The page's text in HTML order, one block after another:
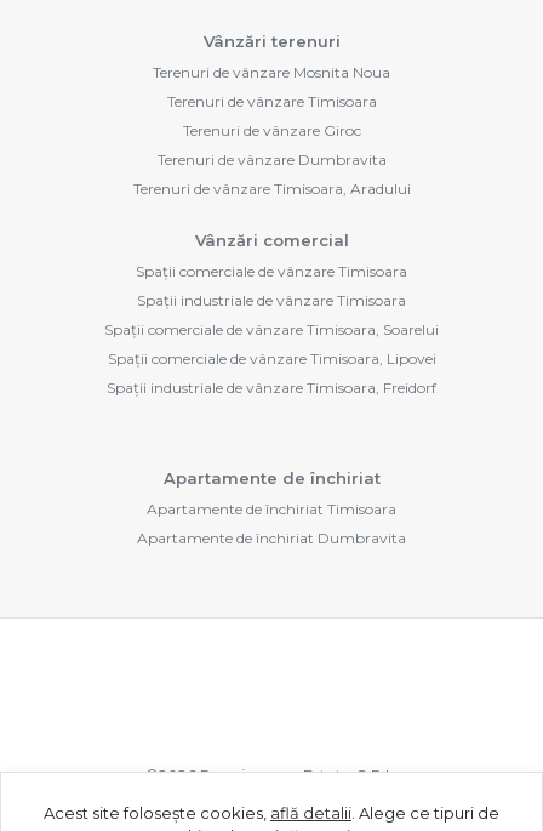
Vânzări terenuri
Terenuri de vânzare Mosnita Noua
Terenuri de vânzare Timisoara
Terenuri de vânzare Giroc
Terenuri de vânzare Dumbravita
Terenuri de vânzare Timisoara, Aradului
Vânzări comercial
Spații comerciale de vânzare Timisoara
Spații industriale de vânzare Timisoara
Spații comerciale de vânzare Timisoara, Soarelui
Spații comerciale de vânzare Timisoara, Lipovei
Spații industriale de vânzare Timisoara, Freidorf
Apartamente de închiriat
Apartamente de închiriat Timisoara
Apartamente de închiriat Dumbravita
©2026Renaissance Estate S.R.L.
Acest site folosește cookies, află detalii Alege ce tipuri de